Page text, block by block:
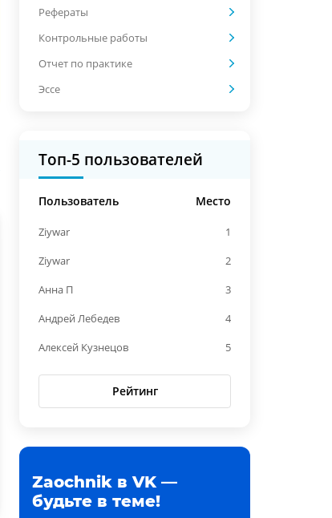
Рефераты
Контрольные работы
Отчет по практике
Эссе
Топ-5 пользователей
Пользователь Место
Ziywar
1
Ziywar
2
Анна П
3
Андрей Лебедев
4
Алексей Кузнецов
5
Рейтинг
Zaochnik в VK —
будьте в теме!